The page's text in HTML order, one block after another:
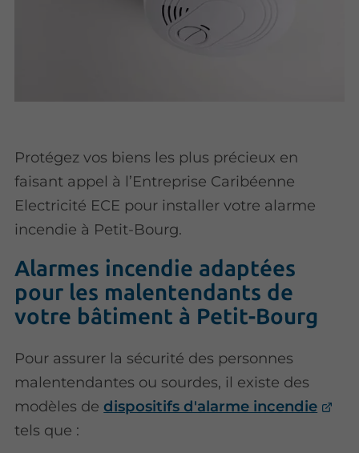
Protégez vos biens les plus précieux en
faisant appel à l’Entreprise Caribéenne
Electricité ECE pour installer votre alarme
incendie à Petit-Bourg.
Alarmes incendie adaptées
pour les malentendants de
votre bâtiment à Petit-Bourg
Pour assurer la sécurité des personnes
malentendantes ou sourdes, il existe des
modèles dedispositifs d'alarme incendie
tels que :